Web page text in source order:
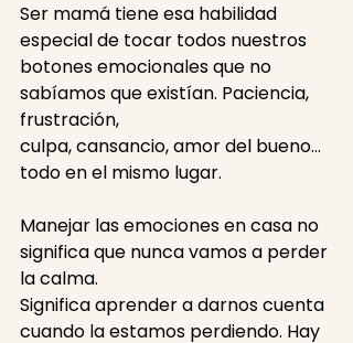
Ser mamá tiene esa habilidad
especial de tocar todos nuestros
botones emocionales que no
sabíamos que existían. Paciencia,
frustración,
culpa, cansancio, amor del bueno…
todo en el mismo lugar.
Manejar las emociones en casa no
significa que nunca vamos a perder
la calma.
Significa aprender a darnos cuenta
cuando la estamos perdiendo. Hay